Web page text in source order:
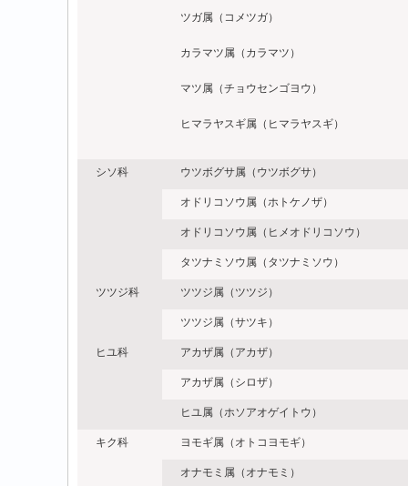
ツガ属（コメツガ）
カラマツ属（カラマツ）
マツ属（チョウセンゴヨウ）
ヒマラヤスギ属（ヒマラヤスギ）
シソ科 ウツボグサ属（ウツボグサ）
オドリコソウ属（ホトケノザ）
オドリコソウ属（ヒメオドリコソウ）
タツナミソウ属（タツナミソウ）
ツツジ科 ツツジ属（ツツジ）
ツツジ属（サツキ）
ヒユ科 アカザ属（アカザ）
アカザ属（シロザ）
ヒユ属（ホソアオゲイトウ）
キク科 ヨモギ属（オトコヨモギ）
オナモミ属（オナモミ）